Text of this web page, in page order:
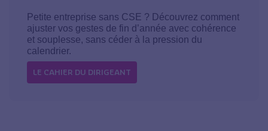
Petite entreprise sans CSE ? Découvrez comment
ajuster vos gestes de fin d’année avec cohérence
et souplesse, sans céder à la pression du
calendrier.
LE CAHIER DU DIRIGEANT